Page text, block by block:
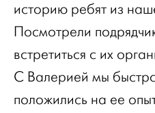
историю ребят из
Посмотрели
встретиться с их
С Валерией мы
положились на ее